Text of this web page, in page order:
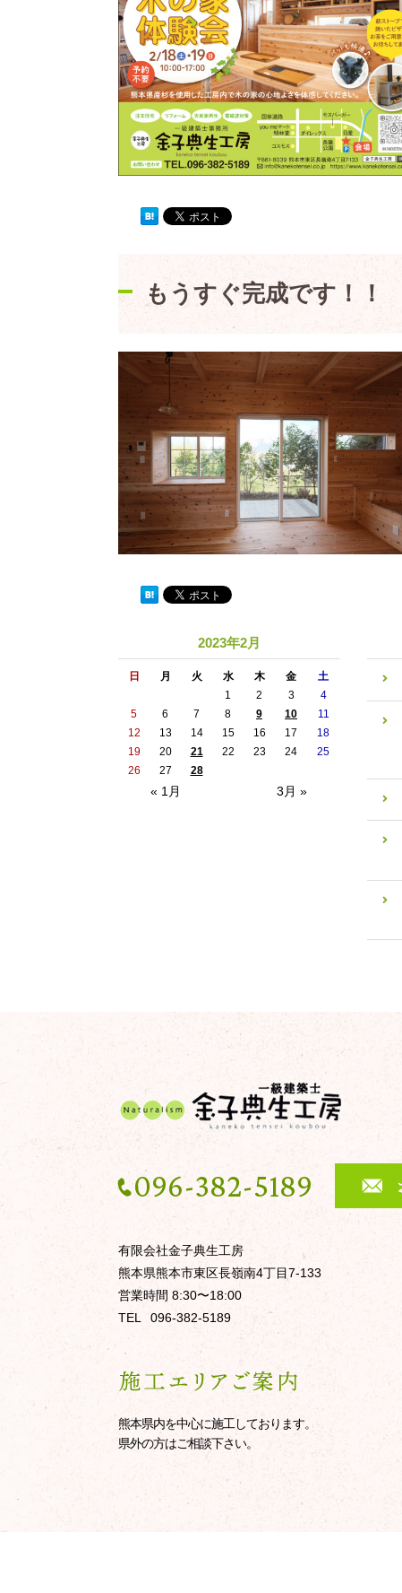
もうすぐ完成です！！
2023年2月
日 月 火 水 木 金 土
« 1月 3月 »
1 2 3
4
5
6 7 8 9 10
11
12
13 14 15 16 17
18
19
20 21 22 23 24
25
26
27 28
096-382-5189
有限会社金子典生工房
熊本県熊本市東区長嶺南4丁目7-133
営業時間 8:30〜18:00
TEL
096-382-5189
熊本県内を中心に施工しております。
県外の方はご相談下さい。